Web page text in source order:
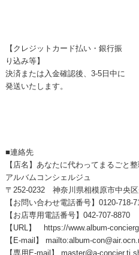
【クレジットカード払い・銀行振
り込み等】
決済または入金確認後、3-5日中に
発送いたします。
■連絡先
【店名】あなたに代わってまるごと
アルバムコンシェルジュ
〒252-0232 神奈川県相模原市中央区
【お問い合わせ電話番号】0120-718-
【お店専用電話番号】042-707-8870
【URL】 https://www.album-
【E-mail】 mailto:album-
【専用E-mail】 master@a-